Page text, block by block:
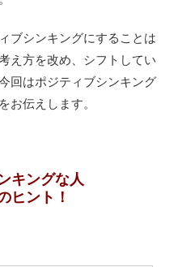
ブシンキングにすることは
え方を改め、シフトしてい
回はポジティブシンキング
お伝えします。
キングな人
ヒント！